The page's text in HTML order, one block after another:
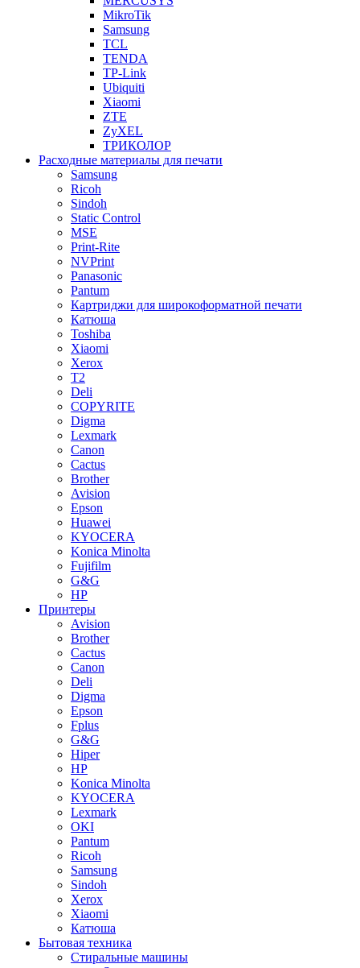
MikroTik
Samsung
TCL
TENDA
TP-Link
Ubiquiti
Xiaomi
ZTE
ZyXEL
ТРИКОЛОР
Расходные материалы для печати
Samsung
Ricoh
Sindoh
Static Control
MSE
Print-Rite
NVPrint
Panasonic
Pantum
Картриджи для широкоформатной печати
Катюша
Toshiba
Xiaomi
Xerox
T2
Deli
COPYRITE
Digma
Lexmark
Canon
Cactus
Brother
Avision
Epson
Huawei
KYOCERA
Konica Minolta
Fujifilm
G&G
HP
Принтеры
Avision
Brother
Cactus
Canon
Deli
Digma
Epson
Fplus
G&G
Hiper
HP
Konica Minolta
KYOCERA
Lexmark
OKI
Pantum
Ricoh
Samsung
Sindoh
Xerox
Xiaomi
Катюша
Бытовая техника
Стиральные машины